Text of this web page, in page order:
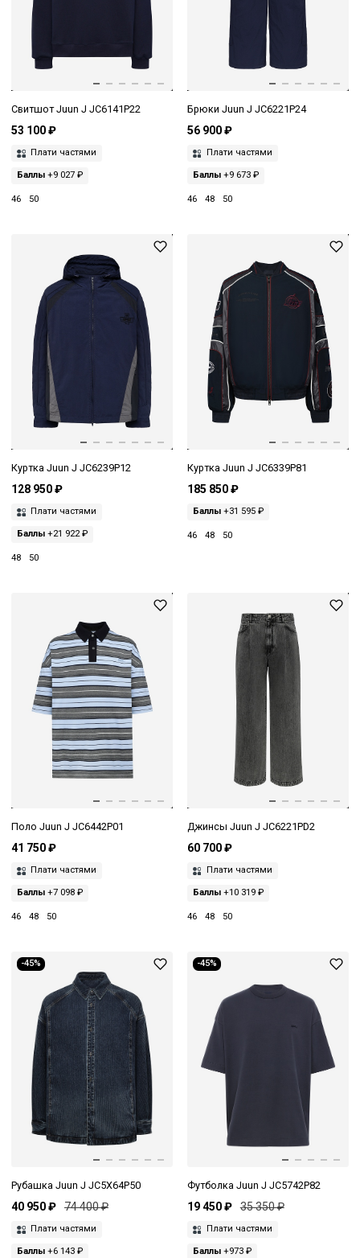
Свитшот Juun J JC6141P22
53 100 ₽
Плати частями
Баллы +9 027 ₽
46 50
Брюки Juun J JC6221P24
56 900 ₽
Плати частями
Баллы+9 673 ₽
46 48 50
Куртка Juun J JC6239P12
128 950 ₽
Плати частями
Баллы +21 922 ₽
48 50
Куртка Juun J JC6339P81
185 850 ₽
Баллы+31 595 ₽
46 48 50
Поло Juun J JC6442P01
41 750 ₽
Плати частями
Баллы +7 098 ₽
46 48 50
Джинсы Juun J JC6221PD2
60 700 ₽
Плати частями
Баллы+10 319 ₽
46 48 50
-45%
Рубашка Juun J JC5X64P50
40 950 ₽ 74 400 ₽
Плати частями
Баллы +6 143 ₽
-45%
Футболка Juun J JC5742P82
19 450 ₽ 35 350 ₽
Плати частями
Баллы+973 ₽